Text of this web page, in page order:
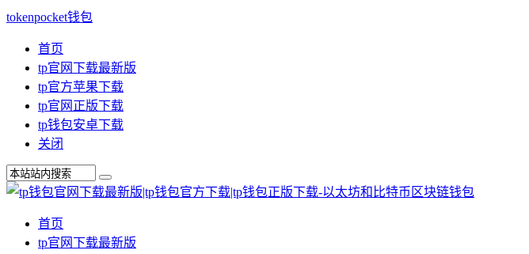
tokenpocket钱包
首页
tp官网下载最新版
tp官方苹果下载
tp官网正版下载
tp钱包安卓下载
关闭
首页
tp官网下载最新版